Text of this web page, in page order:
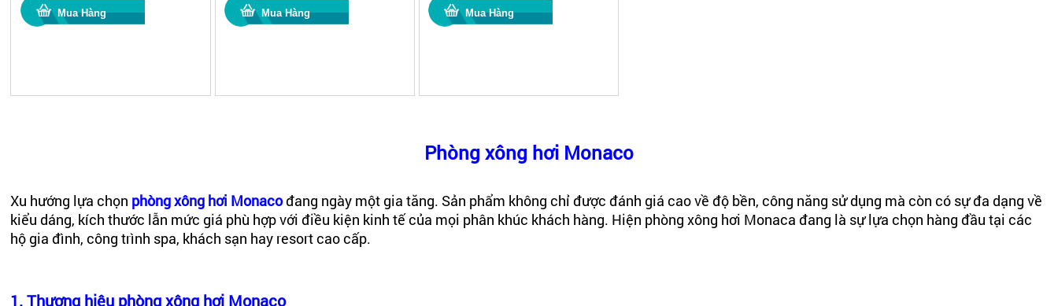
Phòng xông hơi Monaco
Xu hướng lựa chọn phòng xông hơi Monacođang ngày một gia tăng. Sản phẩm không chỉ được đánh giá cao về độ bền, công năng sử dụng mà còn có sự đa dạng về
kiểu dáng, kích thước lẫn mức giá phù hợp với điều kiện kinh tế của mọi phân khúc khách hàng. Hiện phòng xông hơi Monaca đang là sự lựa chọn hàng đầu tại các
hộ gia đình, công trình spa, khách sạn hay resort cao cấp.
1. Thương hiệu phòng xông hơi Monaco